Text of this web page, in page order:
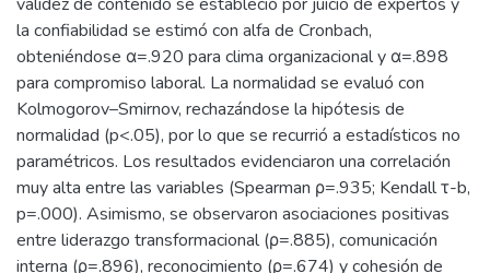
la confiabilidad se estimó con alfa de Cronbach,
obteniéndose α=.920 para clima organizacional y α=.898
para compromiso laboral. La normalidad se evaluó con
Kolmogorov–Smirnov, rechazándose la hipótesis de
normalidad (p<.05), por lo que se recurrió a estadísticos no
paramétricos. Los resultados evidenciaron una correlación
muy alta entre las variables (Spearman ρ=.935; Kendall τ-b,
p=.000). Asimismo, se observaron asociaciones positivas
entre liderazgo transformacional (ρ=.885), comunicación
interna (ρ=.896), reconocimiento (ρ=.674) y cohesión de